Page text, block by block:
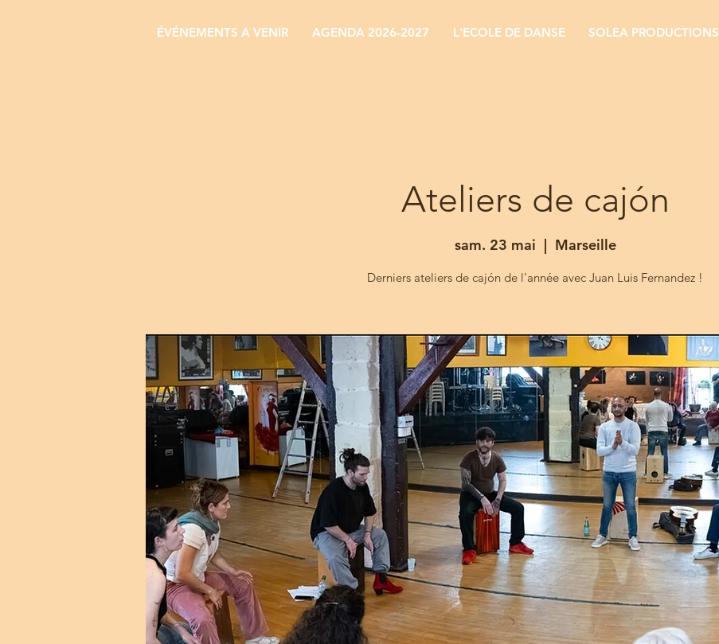
ÉVÉNEMENTS A VENIR AGENDA 2026-2027 L'ECOLE DE DANSE SOLEA PRODUCTIONS
Ateliers de cajón
sam. 23 mai
  |
Marseille
Derniers ateliers de cajón de l'année avec Juan Luis Fernandez !